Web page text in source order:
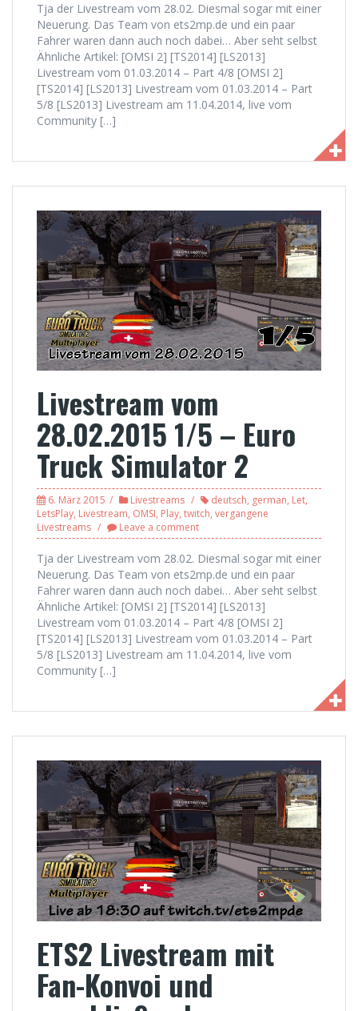
Tja der Livestream vom 28.02. Diesmal sogar mit einer
Neuerung. Das Team von ets2mp.de und ein paar
Fahrer waren dann auch noch dabei… Aber seht selbst
Ähnliche Artikel: [OMSI 2] [TS2014] [LS2013]
Livestream vom 01.03.2014 – Part 4/8 [OMSI 2]
[TS2014] [LS2013] Livestream vom 01.03.2014 – Part
5/8 [LS2013] Livestream am 11.04.2014, live vom
Community […]
Livestream vom
28.02.2015 1/5 – Euro
Truck Simulator 2
6. März 2015 Livestreams deutsch, german, Let,
LetsPlay, Livestream, OMSI, Play, twitch, vergangene
Livestreams
Leave a comment
Tja der Livestream vom 28.02. Diesmal sogar mit einer
Neuerung. Das Team von ets2mp.de und ein paar
Fahrer waren dann auch noch dabei… Aber seht selbst
Ähnliche Artikel: [OMSI 2] [TS2014] [LS2013]
Livestream vom 01.03.2014 – Part 4/8 [OMSI 2]
[TS2014] [LS2013] Livestream vom 01.03.2014 – Part
5/8 [LS2013] Livestream am 11.04.2014, live vom
Community […]
ETS2 Livestream mit
Fan-Konvoi und